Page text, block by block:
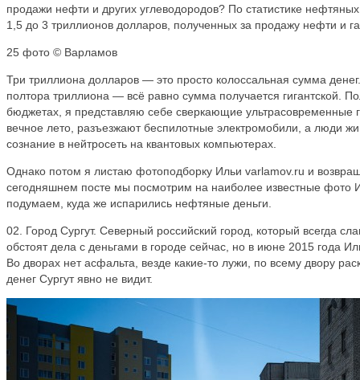
продажи нефти и других углеводородов? По статистике
1,5 до 3 триллионов долларов, полученных за продажу нефти и
25 фото © Варламов
Три триллиона долларов — это просто колоссальная сумма
полтора триллиона — всё равно сумма получается гигантской.
бюджетах, я представляю себе сверкающие ультрасовременные
вечное лето, разъезжают беспилотные электромобили, а люди
сознание в нейтросеть на квантовых компьютерах.
Однако потом я листаю фотоподборку Ильи varlamov.ru и
сегодняшнем посте мы посмотрим на наиболее известные фото
подумаем, куда же испарились нефтяные деньги.
02. Город Сургут. Северный российский город, который всегда
обстоят дела с деньгами в городе сейчас, но в июне 2015 года
Во дворах нет асфальта, везде какие-то лужи, по всему двору
денег Сургут явно не видит.